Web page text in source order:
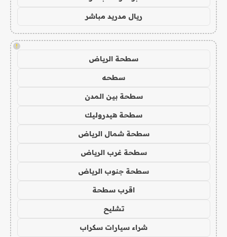
ريال مدريد مباشر
!
سطحة الرياض
سطحه
سطحة بين المدن
سطحة هيدروليك
سطحة شمال الرياض
سطحة غرب الرياض
سطحة جنوب الرياض
اقرب سطحة
تشليح
شراء سيارات سكراب